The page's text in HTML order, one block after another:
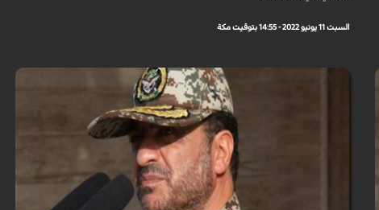
السبت 11 يونيو 2022 - 14:55 بتوقيت مكة